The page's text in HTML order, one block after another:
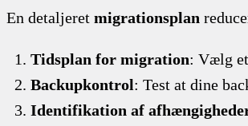
En detaljeret migrationsplan
Tidsplan for migration: Vælg
Backupkontrol: Test at dine
Identifikation af